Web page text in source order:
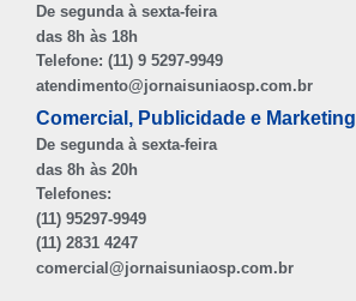
De segunda à sexta-feira
das 8h às 18h
Telefone: (11) 9 5297-9949
atendimento@jornaisuniaosp.com.br
Comercial, Publicidade e Marketing
De segunda à sexta-feira
das 8h às 20h
Telefones:
(11) 95297-9949
(11) 2831 4247
comercial@jornaisuniaosp.com.br